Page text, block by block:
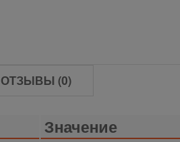
ОТЗЫВЫ (0)
Значение